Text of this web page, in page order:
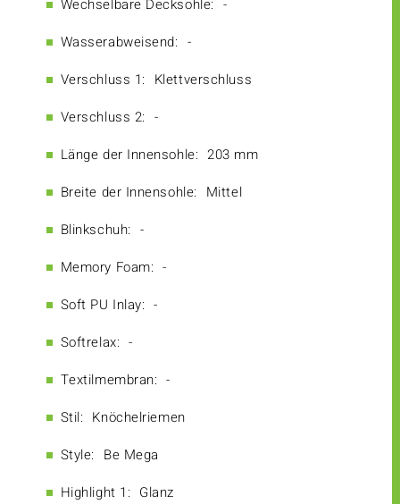
Wechselbare Decksohle: -
Wasserabweisend: -
Verschluss 1: Klettverschluss
Verschluss 2: -
Länge der Innensohle: 203 mm
Breite der Innensohle: Mittel
Blinkschuh: -
Memory Foam: -
Soft PU Inlay: -
Softrelax: -
Textilmembran: -
Stil: Knöchelriemen
Style: Be Mega
Highlight 1: Glanz